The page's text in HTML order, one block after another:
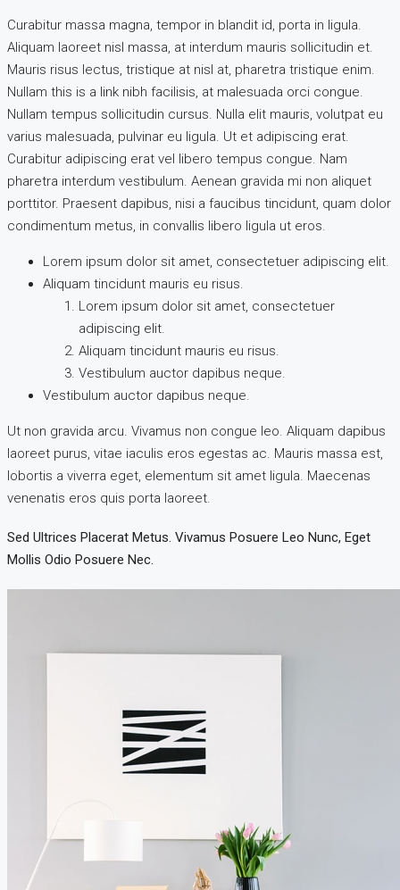
Curabitur massa magna, tempor in blandit id, porta in ligula.
Aliquam laoreet nisl massa, at interdum mauris sollicitudin et.
Mauris risus lectus, tristique at nisl at, pharetra tristique enim.
Nullam this is a link nibh facilisis, at malesuada orci congue.
Nullam tempus sollicitudin cursus. Nulla elit mauris, volutpat eu
varius malesuada, pulvinar eu ligula. Ut et adipiscing erat.
Curabitur adipiscing erat vel libero tempus congue. Nam
pharetra interdum vestibulum. Aenean gravida mi non aliquet
porttitor. Praesent dapibus, nisi a faucibus tincidunt, quam dolor
condimentum metus, in convallis libero ligula ut eros.
Lorem ipsum dolor sit amet, consectetuer adipiscing elit.
Aliquam tincidunt mauris eu risus.
Lorem ipsum dolor sit amet, consectetuer
adipiscing elit.
Aliquam tincidunt mauris eu risus.
Vestibulum auctor dapibus neque.
Vestibulum auctor dapibus neque.
Ut non gravida arcu. Vivamus non congue leo. Aliquam dapibus
laoreet purus, vitae iaculis eros egestas ac. Mauris massa est,
lobortis a viverra eget, elementum sit amet ligula. Maecenas
venenatis eros quis porta laoreet.
Sed Ultrices Placerat Metus. Vivamus Posuere Leo Nunc, Eget
Mollis Odio Posuere Nec.